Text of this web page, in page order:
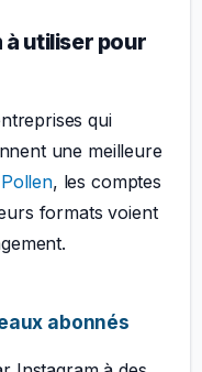
utiliser pour
qui
une meilleure
, les comptes
formats voient
abonnés